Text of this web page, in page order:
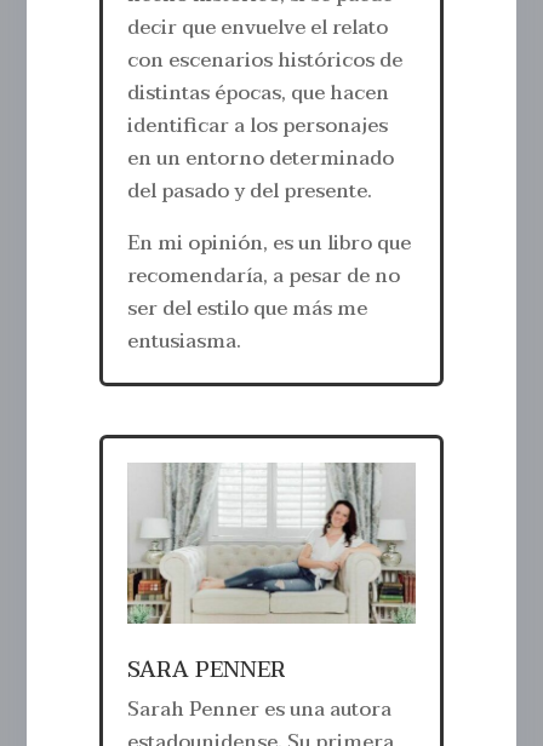
decir que envuelve el relato
con escenarios históricos de
distintas épocas, que hacen
identificar a los personajes
en un entorno determinado
del pasado y del presente.
En mi opinión, es un libro que
recomendaría, a pesar de no
ser del estilo que más me
entusiasma.
SARA PENNER
Sarah Penner es una autora